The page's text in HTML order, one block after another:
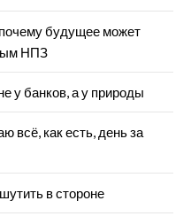
будущее может
НПЗ
у банков, а у природы
всё, как есть, день за
в стороне